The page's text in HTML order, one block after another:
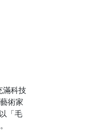
滿科技
術家
「毛